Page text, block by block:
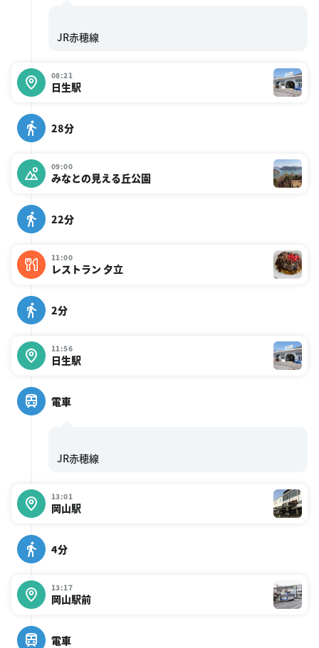
08:21
日生駅
28分
09:00
みなとの見える丘公園
22分
11:00
レストラン 夕立
2分
11:56
日生駅
電車
13:01
岡山駅
4分
13:17
岡山駅前
電車